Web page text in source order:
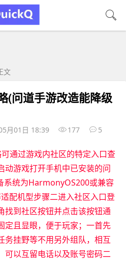
文
(问道手游改造能降级
月01日 18:39 177 5
通过游戏内社区的特定入口查
动游戏打开手机中已安装的问
系统为HarmonyOS200或兼容
配机型步骤二进入社区入口登
找到社区按钮并点击该按钮通
定且显眼，便于玩家；一首先
务挂野等不用另外组队，相互
可以互留电话以及账号密码二